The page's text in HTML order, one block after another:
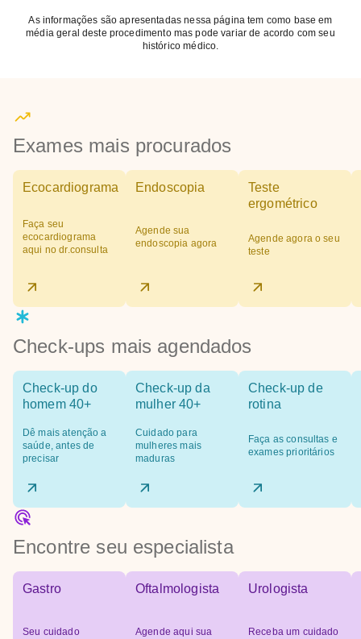
As informações são apresentadas nessa página tem como base em
média geral deste procedimento mas pode variar de acordo com seu
histórico médico.
Exames mais procurados
Ecocardiograma
Faça seu
ecocardiograma
aqui no dr.consulta
Endoscopia
Agende sua
endoscopia agora
Teste
ergométrico
Agende agora o seu
teste
Check-ups mais agendados
Check-up do
homem 40+
Dê mais atenção a
saúde, antes de
precisar
Check-up da
mulher 40+
Cuidado para
mulheres mais
maduras
Check-up de
rotina
Faça as consultas e
exames prioritários
Encontre seu especialista
Gastro
Seu cuidado
Oftalmologista
Agende aqui sua
Urologista
Receba um cuidado